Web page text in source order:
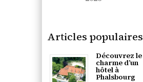
Articles populaires
Découvrez le
charme d’un
hôtel à
Phalsbourg